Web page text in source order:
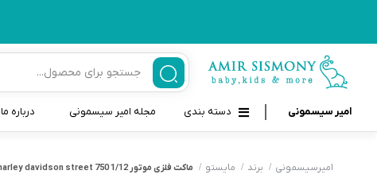
امیر سیسمونی دسته بندی
قاب و بندپستانک
مجله امیر سیسمونی درباره ما
امیرسیسمونی برند مایستو ماکت فلزی موتور 1/12 harley davidson street 750